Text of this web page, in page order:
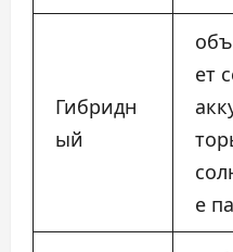
Гибридн
ый
ет
е